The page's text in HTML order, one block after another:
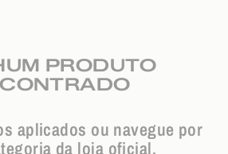
PRODUTO
aplicados ou navegue por
da loja oficial.